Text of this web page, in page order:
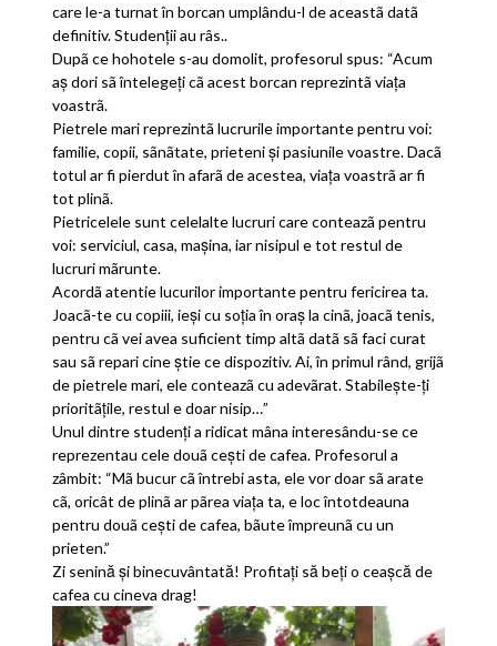
care le-a turnat în borcan umplându-l de aceastã datã
definitiv. Studenţii au râs..
Dupã ce hohotele s-au domolit, profesorul spus: “Acum
aş dori sã întelegeţi cã acest borcan reprezintã viaţa
voastrã.
Pietrele mari reprezintã lucrurile importante pentru voi:
familie, copii, sãnãtate, prieteni şi pasiunile voastre. Dacã
totul ar fi pierdut în afarã de acestea, viaţa voastrã ar fi
tot plinã.
Pietricelele sunt celelalte lucruri care conteazã pentru
voi: serviciul, casa, maşina, iar nisipul e tot restul de
lucruri mãrunte.
Acordã atentie lucurilor importante pentru fericirea ta.
Joacã-te cu copiii, ieşi cu soţia în oraş la cinã, joacã tenis,
pentru cã vei avea suficient timp altã datã sã faci curat
sau sã repari cine ştie ce dispozitiv. Ai, în primul rând, grijã
de pietrele mari, ele conteazã cu adevãrat. Stabileşte-ţi
prioritãţile, restul e doar nisip…”
Unul dintre studenţi a ridicat mâna interesându-se ce
reprezentau cele douã cești de cafea. Profesorul a
zâmbit: “Mã bucur cã întrebi asta, ele vor doar sã arate
cã, oricât de plinã ar pãrea viaţa ta, e loc întotdeauna
pentru douã cești de cafea, bãute împreunã cu un
prieten.”
Zi senină și binecuvântată! Profitați să beți o ceașcă de
cafea cu cineva drag!